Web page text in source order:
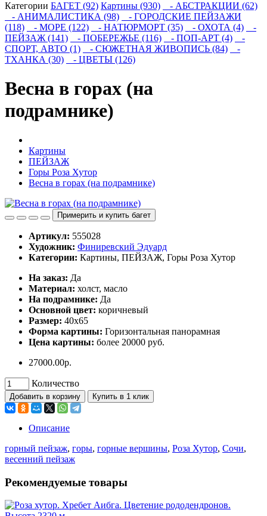
Категории БАГЕТ (92) Картины (930)
- АБСТРАКЦИИ (62)
- АНИМАЛИСТИКА (98)
- ГОРОДСКИЕ ПЕЙЗАЖИ
(118)
- МОРЕ (122) - НАТЮРМОРТ (35) - ОХОТА (4)
-
ПЕЙЗАЖ (141)
- ПОБЕРЕЖЬЕ (116) - ПОП-АРТ (4)
-
СПОРТ, АВТО (1)
- СЮЖЕТНАЯ ЖИВОПИСЬ (84)
-
ТХАНКА (30)
- ЦВЕТЫ (126)
Весна в горах (на
подрамнике)
Картины
ПЕЙЗАЖ
Горы Роза Хутор
Весна в горах (на подрамнике)
Примерить и купить багет
Артикул: 555028
Художник: Финиревский Эдуард
Категории: Картины, ПЕЙЗАЖ, Горы Роза Хутор
Ha заказ: Дa
Материал: холст, масло
На подрамнике: Да
Основной цвет: коричневый
Размер: 40х65
Форма картины: Горизонтальная панорамная
Цена картины: более 20000 руб.
27000.00р.
Количество
Добавить в корзину Купить в 1 клик
Описание
горный пейзаж, горы, горные вершины, Роза Хутор, Сочи,
весенний пейзаж
Рекомендуемые товары